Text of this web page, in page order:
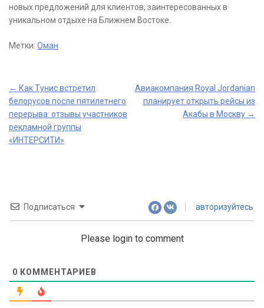
новых предложений для клиентов, заинтересованных в
уникальном отдыхе на Ближнем Востоке.
Метки: Оман
Post
navigation
← Как Тунис встретил
белорусов после пятилетнего
перерыва: отзывы участников
рекламной группы
«ИНТЕРСИТИ»
Авиакомпания Royal Jordanian
планирует открыть рейсы из
Акабы в Москву →
Подписаться авторизуйтесь
Please login to comment
0 КОММЕНТАРИЕВ